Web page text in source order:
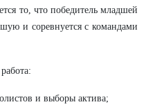
то, что победитель младшей
и соревнуется с командами
и выборы актива;